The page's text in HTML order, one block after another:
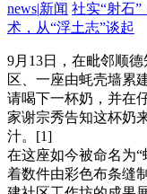
news|新闻 社实“射石
术，从“浮土志”谈起
9月13日，在毗邻顺
区、一座由蚝壳墙累
请喝下一杯奶，并在
家谢宗秀告知这杯奶
汁。[1]
在这座如今被命名为
着数件由彩色布条缝